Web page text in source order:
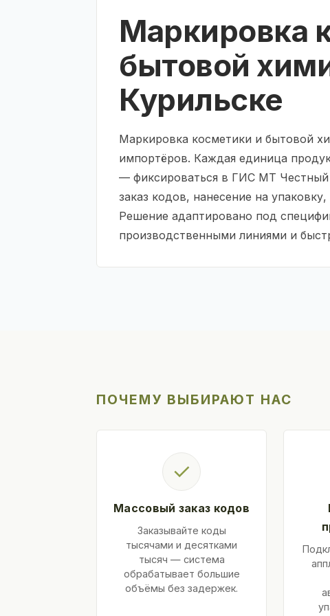
Маркировка
бытовой
Курильске
Маркировка косметики и бытовой
импортёров. Каждая единица
— фиксироваться в ГИС МТ Честный
заказ кодов, нанесение на
Решение адаптировано под
производственными линиями и
ПОЧЕМУ ВЫБИРАЮТ НАС
✓
Массовый заказ кодов
Заказывайте коды
тысячами и десятками
тысяч — система
обрабатывает большие
объёмы без задержек.